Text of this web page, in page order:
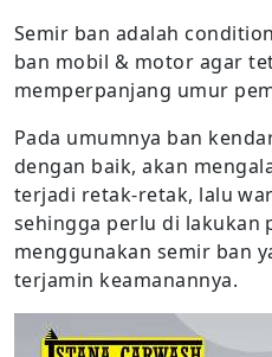
Semir ban adalah
ban mobil & motor agar
memperpanjang umur
Pada umumnya ban
dengan baik, akan
terjadi retak-retak, lalu
sehingga perlu di lakukan
menggunakan semir ban
terjamin keamanannya.